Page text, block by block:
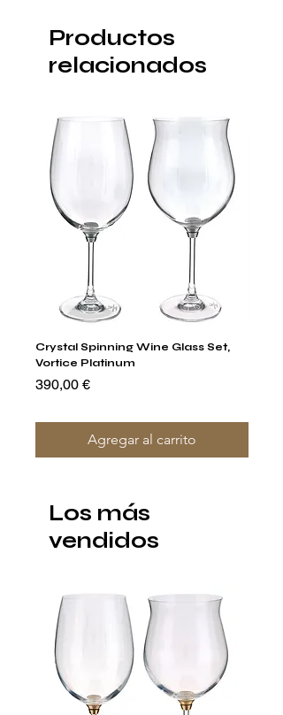
Productos
relacionados
Crystal Spinning Wine Glass Set,
Vortice Platinum
Precio
390,00 €
Agregar al carrito
Los más
vendidos